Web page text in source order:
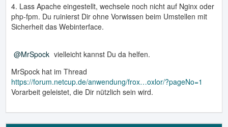
4. Lass Apache eingestellt, wechsele noch nicht auf Nginx oder
php-fpm. Du ruinierst Dir ohne Vorwissen beim Umstellen mit
Sicherheit das Webinterface.
MrSpock vielleicht kannst Du da helfen.
MrSpock hat im Thread
https://forum.netcup.de/anwendung/frox…oxlor/?pageNo=1
Vorarbeit geleistet, die Dir nützlich sein wird.